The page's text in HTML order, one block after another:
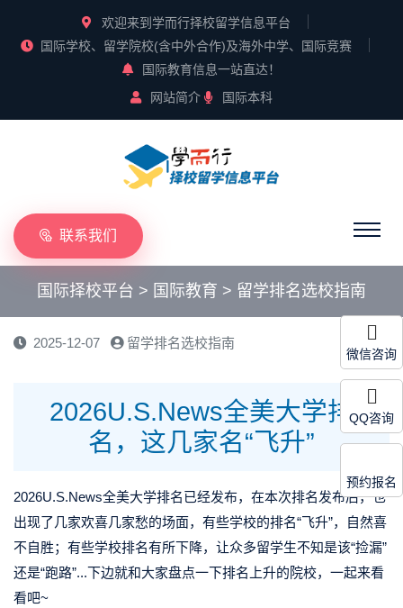
欢迎来到学而行择校留学信息平台
国际学校、留学院校(含中外合作)及海外中学、国际竞赛
国际教育信息一站直达！
网站简介
国际本科
联系我们
国际择校平台 > 国际教育 > 留学排名选校指南
2025-12-07 留学排名选校指南
2026U.S.News全美大学排
名，这几家名“飞升”
2026U.S.News全美大学排名已经发布， 在本次排名发布后，也
出现了几家欢喜几家愁的场面，有些学校的排名“飞升”，自然喜
不自胜；有些学校排名有所下降，让众多留学生不知是该“捡漏”
还是“跑路”...下边就和大家盘点一下排名上升的院校，一起来看
看吧~
微信咨询
QQ咨询
预约报名